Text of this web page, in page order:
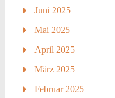
Juni 2025
Mai 2025
April 2025
März 2025
Februar 2025